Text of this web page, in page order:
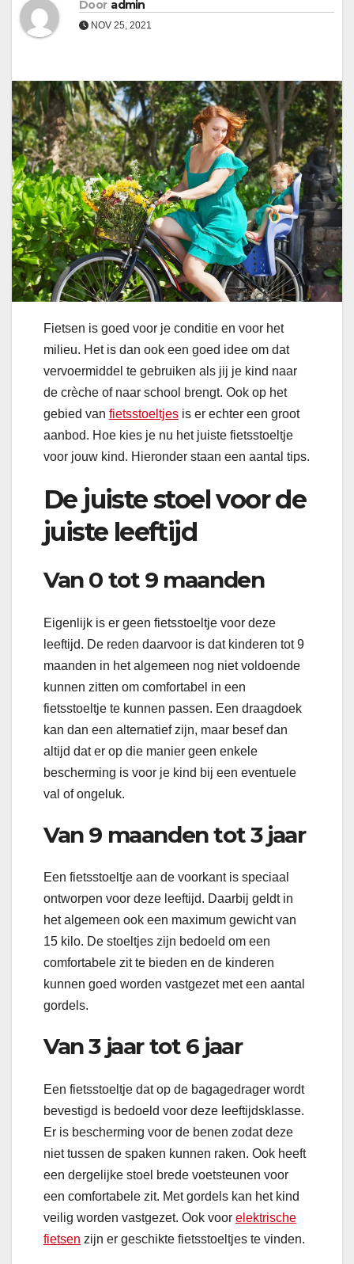
Door admin
NOV 25, 2021
Fietsen is goed voor je conditie en voor het
milieu. Het is dan ook een goed idee om dat
vervoermiddel te gebruiken als jij je kind naar
de crèche of naar school brengt. Ook op het
gebied van fietsstoeltjes is er echter een groot
aanbod. Hoe kies je nu het juiste fietsstoeltje
voor jouw kind. Hieronder staan een aantal tips.
De juiste stoel voor de
juiste leeftijd
Van 0 tot 9 maanden
Eigenlijk is er geen fietsstoeltje voor deze
leeftijd. De reden daarvoor is dat kinderen tot 9
maanden in het algemeen nog niet voldoende
kunnen zitten om comfortabel in een
fietsstoeltje te kunnen passen. Een draagdoek
kan dan een alternatief zijn, maar besef dan
altijd dat er op die manier geen enkele
bescherming is voor je kind bij een eventuele
val of ongeluk.
Van 9 maanden tot 3 jaar
Een fietsstoeltje aan de voorkant is speciaal
ontworpen voor deze leeftijd. Daarbij geldt in
het algemeen ook een maximum gewicht van
15 kilo. De stoeltjes zijn bedoeld om een
comfortabele zit te bieden en de kinderen
kunnen goed worden vastgezet met een aantal
gordels.
Van 3 jaar tot 6 jaar
Een fietsstoeltje dat op de bagagedrager wordt
bevestigd is bedoeld voor deze leeftijdsklasse.
Er is bescherming voor de benen zodat deze
niet tussen de spaken kunnen raken. Ook heeft
een dergelijke stoel brede voetsteunen voor
een comfortabele zit. Met gordels kan het kind
veilig worden vastgezet. Ook voor elektrische
fietsen zijn er geschikte fietsstoeltjes te vinden.